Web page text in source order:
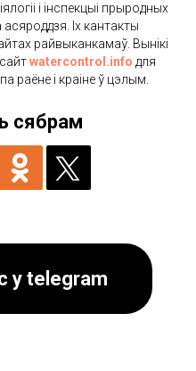
і інспекцыі прыродных
Іх кантакты
райвыканкамаў. Вынікі
watercontrol.info для
раёне і краіне ў цэлым.
сябрам
у telegram